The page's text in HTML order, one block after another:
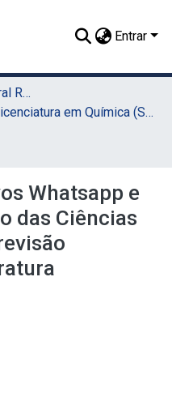
Entrar
01. Universidade Federal Rural de Pernambuco - UFRPE (Sede)
Licenciatura em Química (Sede)
Whatsapp e
das Ciências